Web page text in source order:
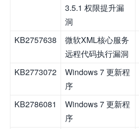
3.5.1 权限提升漏
洞
KB2757638
微软XML核心服务
远程代码执行漏洞
KB2773072
Windows 7 更新程
序
KB2786081
Windows 7 更新程
序